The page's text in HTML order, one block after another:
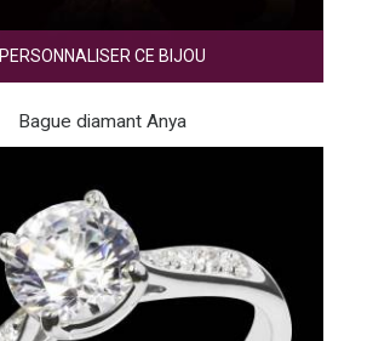
PERSONNALISER CE BIJOU
Bague diamant Anya